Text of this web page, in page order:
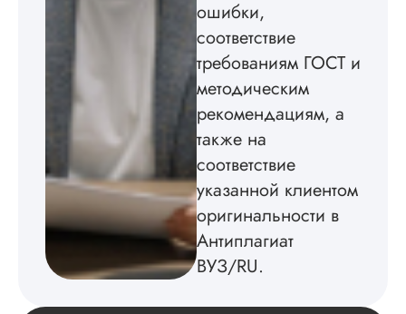
пришлось
мне. Услугой
бесплатного
редактирования
не
ошибки,
соответствие
требованиям ГОСТ и
методическим
рекомендациям, а
также на
соответствие
указанной клиентом
оригинальности в
Антиплагиат
ВУЗ/RU.